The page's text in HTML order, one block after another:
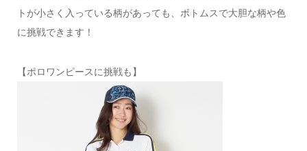
トが小さく入っている柄があっても、ボトムスで大胆な柄や色
に挑戦できます！
【ポロワンピースに挑戦も】